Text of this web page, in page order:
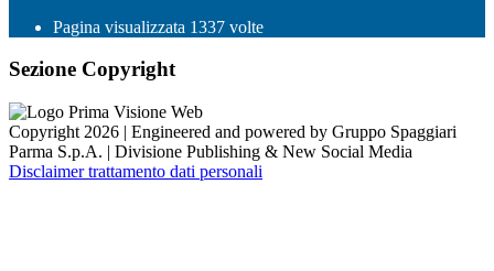
Pagina visualizzata 1337 volte
Sezione Copyright
Copyright 2026 | Engineered and powered by Gruppo Spaggiari
Parma S.p.A. | Divisione Publishing & New Social Media
Disclaimer trattamento dati personali